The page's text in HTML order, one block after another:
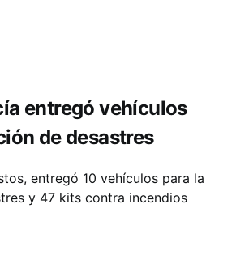
entregó vehículos
de desastres
entregó 10 vehículos para la
y 47 kits contra incendios